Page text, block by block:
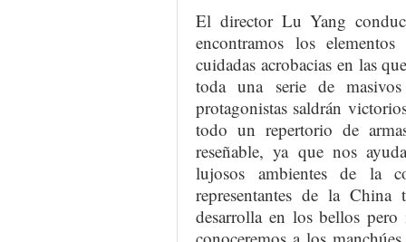
El director Lu Yang
encontramos los
cuidadas acrobacias en las
toda una serie de
protagonistas saldrán
todo un repertorio de
reseñable, ya que nos
lujosos ambientes de la
representantes de la
desarrolla en los bellos